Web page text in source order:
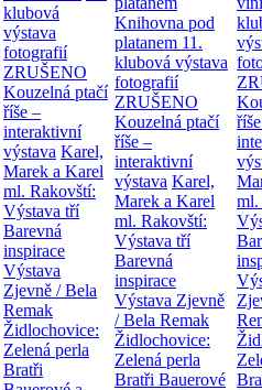
klubová
výstava
fotografií
ZRUŠENO
Kouzelná ptačí
říše –
interaktivní
výstava Karel,
Marek a Karel
ml. Rakovští:
Výstava tří
Barevná
inspirace
Výstava
Zjevně / Bela
Remak
Židlochovice:
Zelená perla
Bratři
Knihovna pod
platanem 11.
klubová výstava
fotografií
ZRUŠENO
Kouzelná ptačí
říše –
interaktivní
výstava Karel,
Marek a Karel
ml. Rakovští:
Výstava tří
Barevná
inspirace
Výstava Zjevně
/ Bela Remak
Židlochovice:
Zelená perla
Bratři Bauerové
ml.